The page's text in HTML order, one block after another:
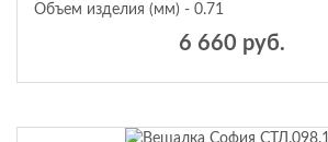
Объем изделия (мм) - 0.71
6 660 руб.